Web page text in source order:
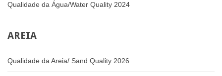
Qualidade da Água/Water Quality 2024
AREIA
Qualidade da Areia/ Sand Quality 2026